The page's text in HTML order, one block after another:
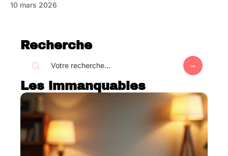
10 mars 2026
Recherche
Les immanquables